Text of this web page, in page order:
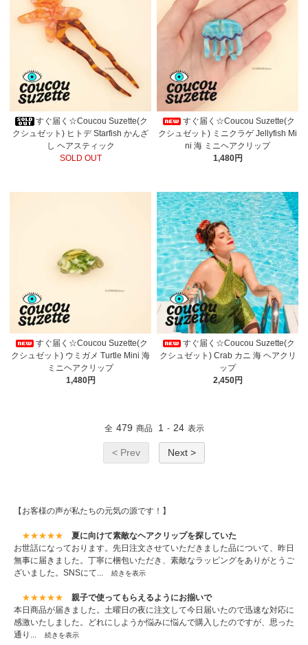
すぐ届く☆Coucou Suzette(ク
クシュゼット) ヒトデ Starfish かんざ
し ヘアスティック
SOLD OUT
すぐ届く☆Coucou Suzette(ク
クシュゼット) ミニクラゲ Jellyfish Mi
ni 海 ミニヘアクリップ
1,480円
すぐ届く☆Coucou Suzette(ク
クシュゼット) ウミガメ Turtle Mini 海
ミニヘアクリップ
1,480円
すぐ届く☆Coucou Suzette(ク
クシュゼット) Crab カニ 海 ヘアクリ
ップ
2,450円
全 479 商品 1 - 24 表示
< Prev Next >
【お客様の声が私たちの元気の源です！】
★★★★★
夏に向けて素敵なヘアクリップを探していた
お世話になっております。先日注文させていただきました品について、昨日
無事に届きました。丁寧に梱包いただき、素敵なラッピングをありがとうご
ざいました。SNSにて...
続きを表示
★★★★★
親子で使ってもらえるようにお揃いで
本日商品が届きました。土曜日の夜に注文して今日届いたので迅速な対応に
感激いたしました。どれにしようか悩みに悩んで購入したのですが、思った
通り...
続きを表示